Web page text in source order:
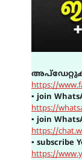
https://
▪ join
https://
▪ join
https://
▪ subscribe
https://